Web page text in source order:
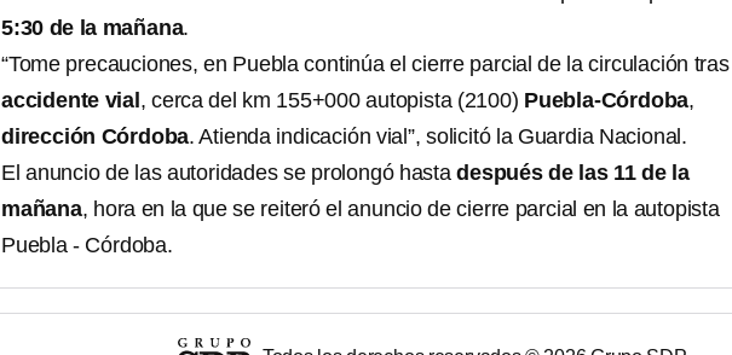
5:30 de la mañana.
“Tome precauciones, en Puebla continúa el cierre parcial de la circulación
accidente vial , cerca del km 155+000 autopista (2100) Puebla-Córdoba,
dirección Córdoba. Atienda indicación vial”, solicitó la Guardia Nacional.
El anuncio de las autoridades se prolongó hastadespués de las 11 de la
mañana, hora en la que se reiteró el anuncio de cierre parcial en la autopista
Puebla - Córdoba.